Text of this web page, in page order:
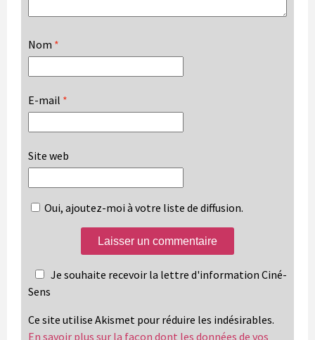
Nom *
E-mail *
Site web
Oui, ajoutez-moi à votre liste de diffusion.
Je souhaite recevoir la lettre d'information Ciné-
Sens
Ce site utilise Akismet pour réduire les indésirables.
En savoir plus sur la façon dont les données de vos